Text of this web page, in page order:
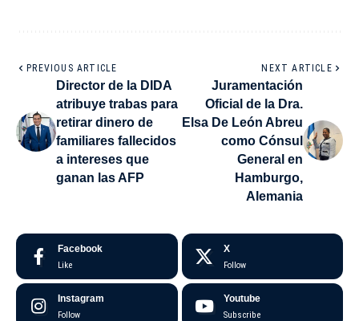
PREVIOUS ARTICLE
Director de la DIDA
atribuye trabas para
retirar dinero de
familiares fallecidos
a intereses que
ganan las AFP
NEXT ARTICLE
Juramentación
Oficial de la Dra.
Elsa De León Abreu
como Cónsul
General en
Hamburgo,
Alemania
Facebook
Like
X
Follow
Instagram
Follow
Youtube
Subscribe